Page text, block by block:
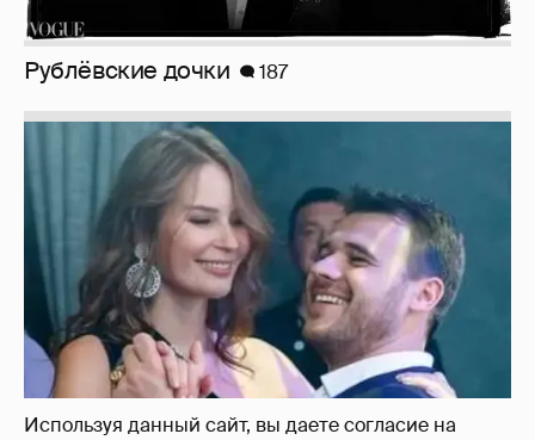
Используя данный сайт, вы даете согласие на
Рублёвские дочки 187